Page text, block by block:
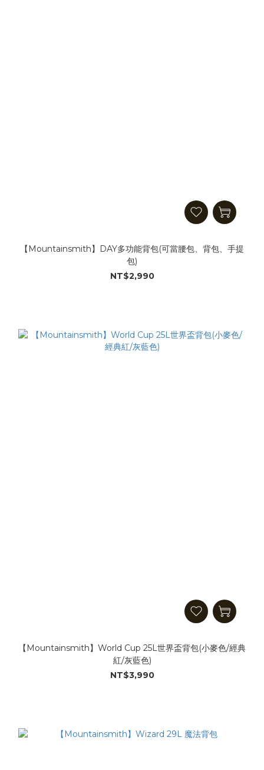
【Mountainsmith】DAY多功能背包(可當腰包、背包、手提
包)
NT$2,990
【Mountainsmith】World Cup 25L世界盃背包(小麥色/經典
紅/灰藍色)
NT$3,990